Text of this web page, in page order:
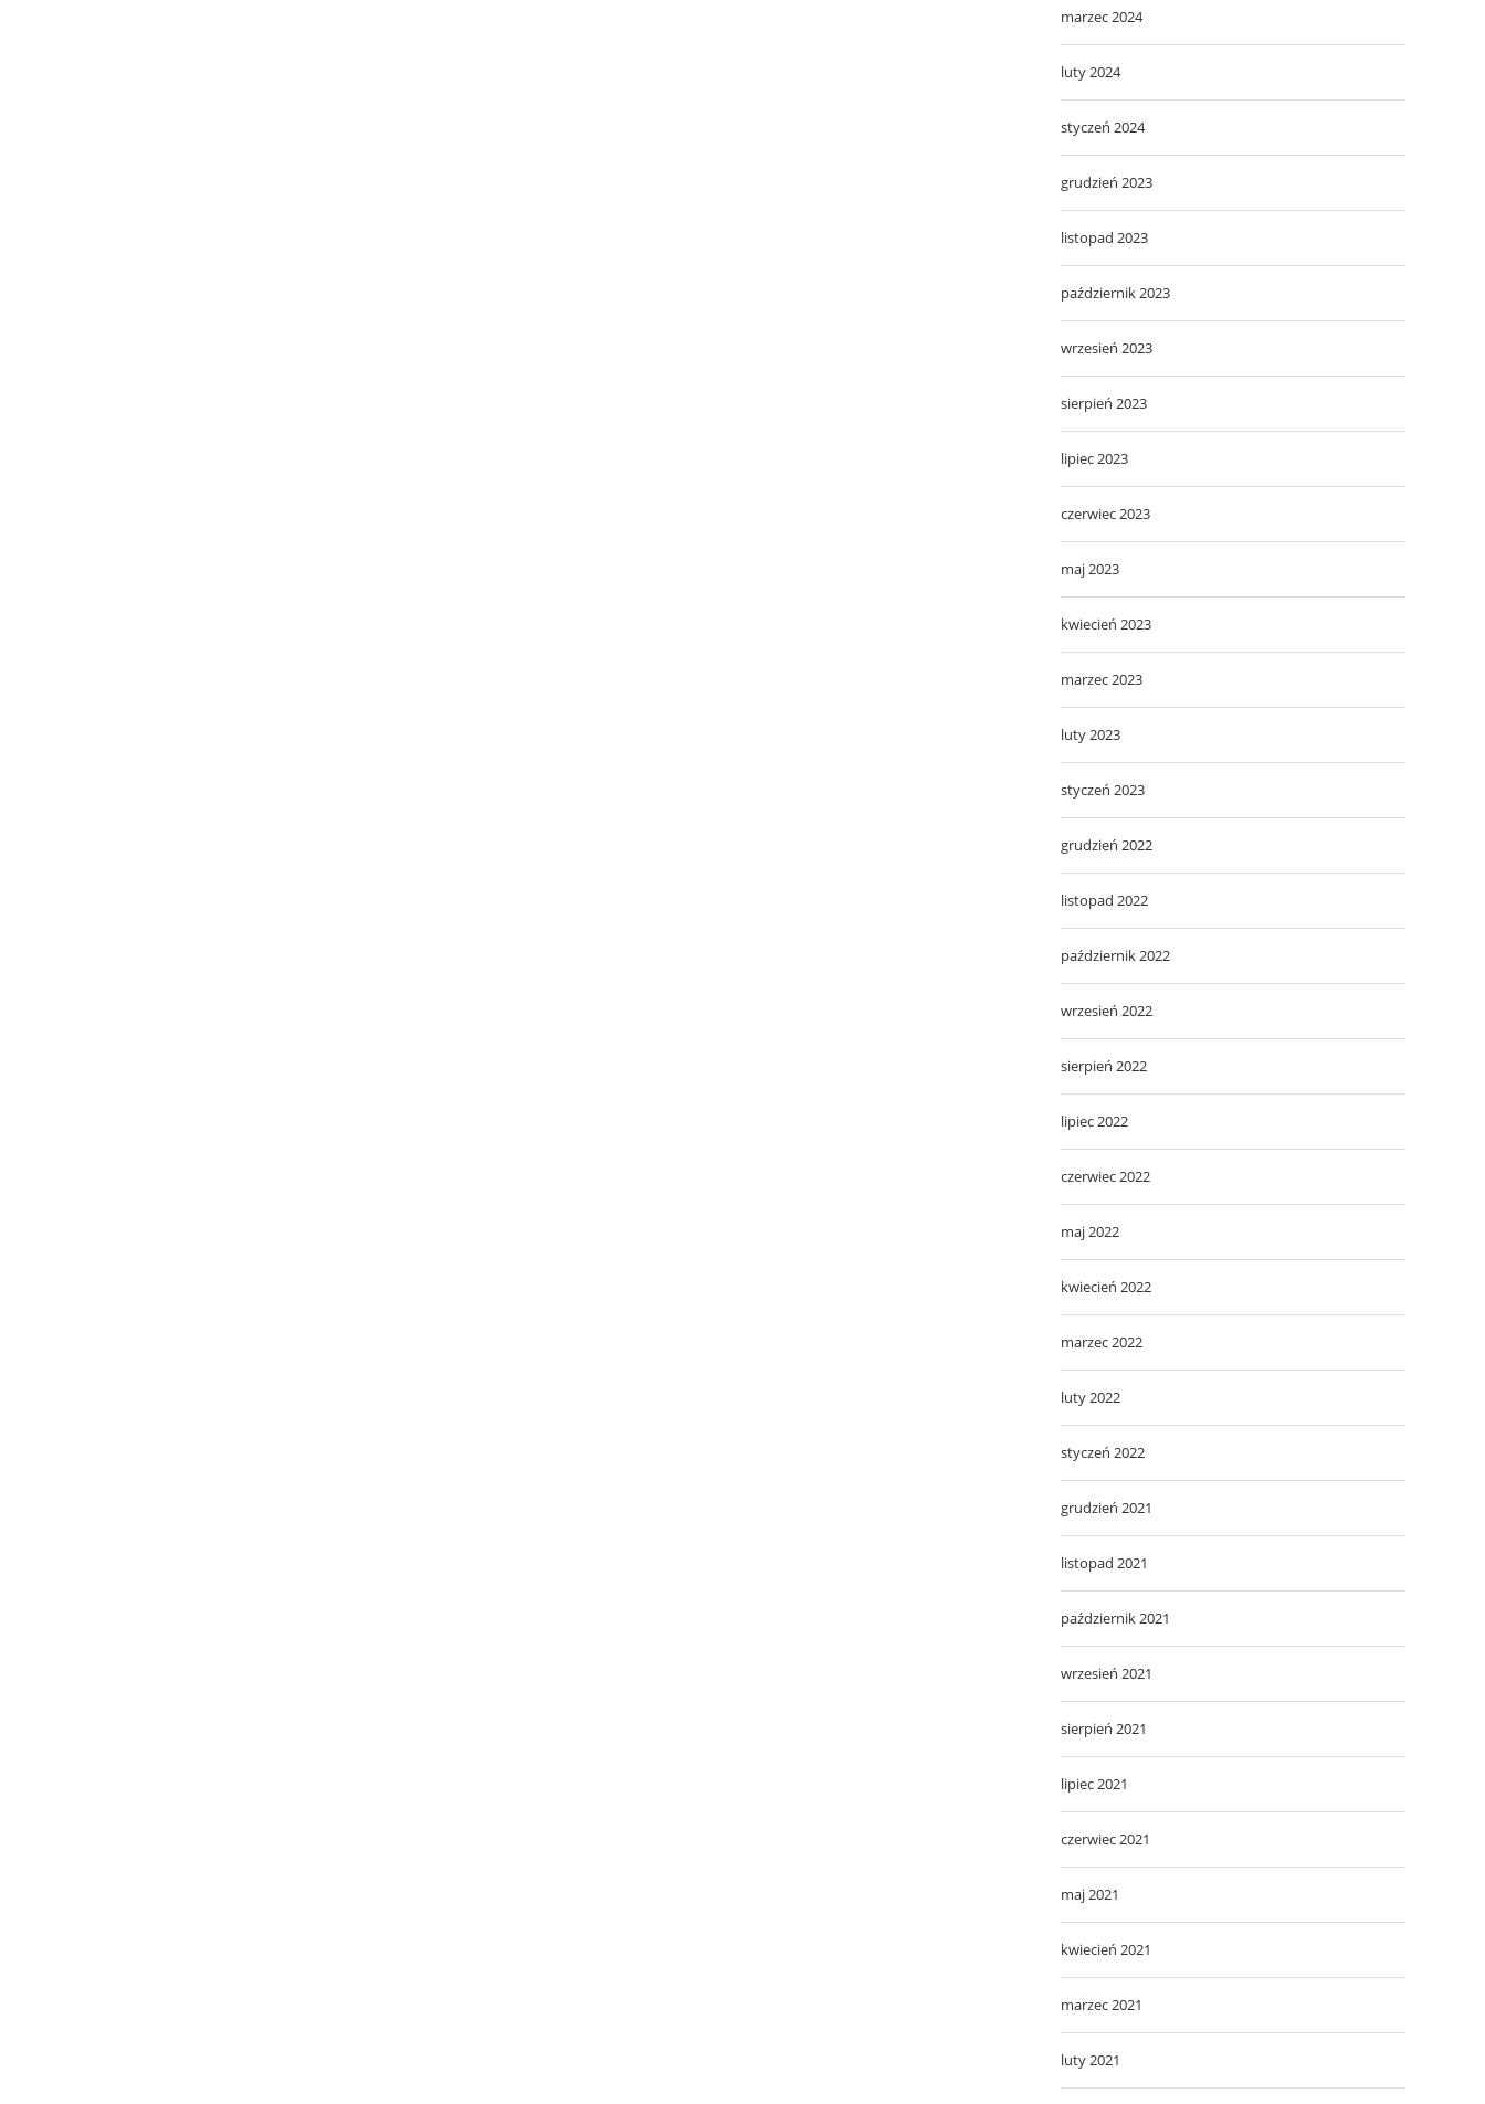
marzec 2024
luty 2024
styczeń 2024
grudzień 2023
listopad 2023
październik 2023
wrzesień 2023
sierpień 2023
lipiec 2023
czerwiec 2023
maj 2023
kwiecień 2023
marzec 2023
luty 2023
styczeń 2023
grudzień 2022
listopad 2022
październik 2022
wrzesień 2022
sierpień 2022
lipiec 2022
czerwiec 2022
maj 2022
kwiecień 2022
marzec 2022
luty 2022
styczeń 2022
grudzień 2021
listopad 2021
październik 2021
wrzesień 2021
sierpień 2021
lipiec 2021
czerwiec 2021
maj 2021
kwiecień 2021
marzec 2021
luty 2021